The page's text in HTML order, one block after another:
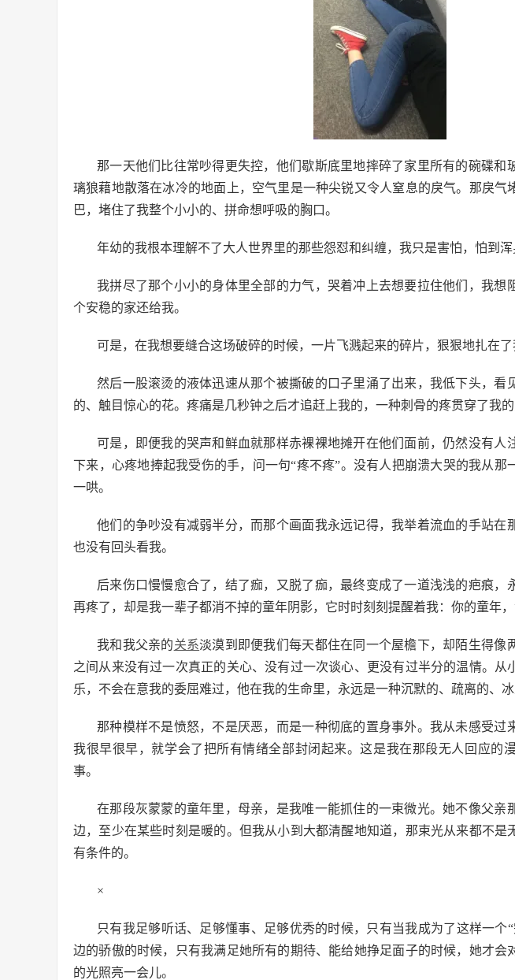
那一天他们比往常吵得更失控，他们歇斯底里地摔碎了家里所有的碗碟和
璃狼藉地散落在冰冷的地面上，空气里是一种尖锐又令人窒息的戾气。那戾气
巴，堵住了我整个小小的、拼命想呼吸的胸口。
年幼的我根本理解不了大人世界里的那些怨怼和纠缠，我只是害怕，怕到浑
我拼尽了那个小小的身体里全部的力气，哭着冲上去想要拉住他们，我想
个安稳的家还给我。
可是，在我想要缝合这场破碎的时候，一片飞溅起来的碎片，狠狠地扎在了
然后一股滚烫的液体迅速从那个被撕破的口子里涌了出来，我低下头，看
的、触目惊心的花。疼痛是几秒钟之后才追赶上我的，一种刺骨的疼贯穿了我的
可是，即便我的哭声和鲜血就那样赤裸裸地摊开在他们面前，仍然没有人
下来，心疼地捧起我受伤的手，问一句“疼不疼”。没有人把崩溃大哭的我从那
一哄。
他们的争吵没有减弱半分，而那个画面我永远记得，我举着流血的手站在
也没有回头看我。
后来伤口慢慢愈合了，结了痂，又脱了痂，最终变成了一道浅浅的疤痕，
再疼了，却是我一辈子都消不掉的童年阴影，它时时刻刻提醒着我：你的童年，
我和我父亲的关系淡漠到即便我们每天都住在同一个屋檐下，却陌生得像
之间从来没有过一次真正的关心、没有过一次谈心、更没有过半分的温情。从
乐，不会在意我的委屈难过，他在我的生命里，永远是一种沉默的、疏离的、冰
那种模样不是愤怒，不是厌恶，而是一种彻底的置身事外。我从未感受过
我很早很早，就学会了把所有情绪全部封闭起来。这是我在那段无人回应的
事。
在那段灰蒙蒙的童年里，母亲，是我唯一能抓住的一束微光。她不像父亲
边，至少在某些时刻是暖的。但我从小到大都清醒地知道，那束光从来都不是
有条件的。
×
只有我足够听话、足够懂事、足够优秀的时候，只有当我成为了这样一个
边的骄傲的时候，只有我满足她所有的期待、能给她挣足面子的时候，她才会
的光照亮一会儿。